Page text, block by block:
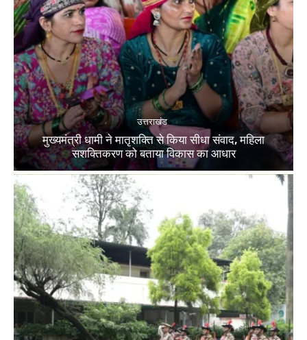
उत्तराखंड
मुख्यमंत्री धामी ने मातृशक्ति से किया सीधा संवाद, महिला
सशक्तिकरण को बताया विकास का आधार